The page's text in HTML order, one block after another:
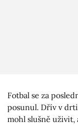
Fotbal se za
posunul. Dřív v
mohl slušně uživit,